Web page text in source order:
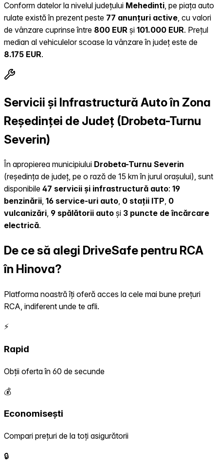
Conform datelor la nivelul județului Mehedinti , pe piața auto
rulate există în prezent peste 77 anunțuri active , cu valori
de vânzare cuprinse între 800 EUR și 101.000 EUR. Prețul
median al vehiculelor scoase la vânzare în județ este de
8.175 EUR.
Servicii și Infrastructură Auto în Zona
Reședinței de Județ (Drobeta-Turnu
Severin)
În apropierea municipiului Drobeta-Turnu Severin
(reședința de județ, pe o rază de 15 km în jurul orașului), sunt
disponibile 47 servicii și infrastructură auto: 19
benzinării, 16 service-uri auto, 0 stații ITP, 0
vulcanizări, 9 spălătorii auto și 3 puncte de încărcare
electrică.
De ce să alegi DriveSafe pentru RCA
în Hinova?
Platforma noastră îți oferă acces la cele mai bune prețuri
RCA, indiferent unde te afli.
⚡
Rapid
Obții oferta în 60 de secunde
💰
Economisești
Compari prețuri de la toți asigurătorii
🔒